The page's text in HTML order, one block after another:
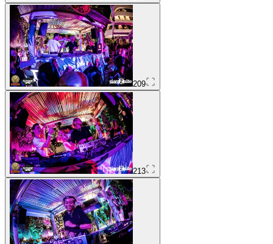
209
213